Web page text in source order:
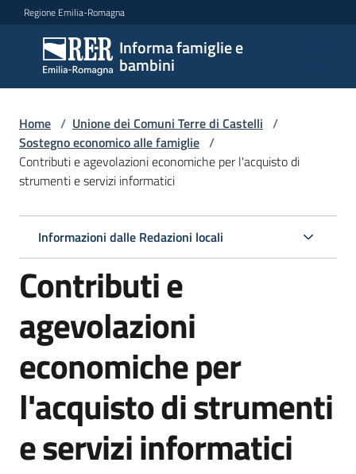
Vai al contenuto
Vai alla navigazione
Vai al footer
Regione Emilia-Romagna
Informa famiglie e
bambini
Informa
famiglie
e
bambini
Argomenti
Servizi
Centri
le
famiglie
Informazioni
Home / Unione dei Comuni Terre di Castelli /
Sostegno economico alle famiglie /
Contributi e agevolazioni economiche per l'acquisto di
strumenti e servizi informatici
Informazioni dalle Redazioni locali
Contributi e
agevolazioni
economiche per
l'acquisto di strumenti
e servizi informatici